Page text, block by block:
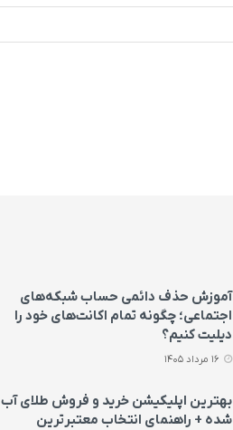
آموزش حذف دائمی حساب شبکه‌های
اجتماعی؛ چگونه تمام اکانت‌های خود را
دیلیت کنیم؟
بهترین اپلیکیشن خرید و فروش طلای آب
شده + راهنمای انتخاب معتبرترین